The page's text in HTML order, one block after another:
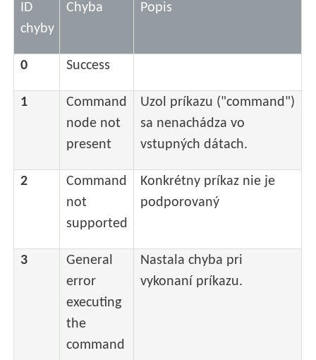
ID
chyby
Chyba Popis
0 Success
1
Command
node not
present
Uzol príkazu ("command")
sa nenachádza vo
vstupných dátach.
2
Command
not
supported
Konkrétny príkaz nie je
podporovaný
3
General
error
executing
the
command
Nastala chyba pri
vykonaní príkazu.